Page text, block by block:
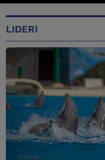
LIDERI